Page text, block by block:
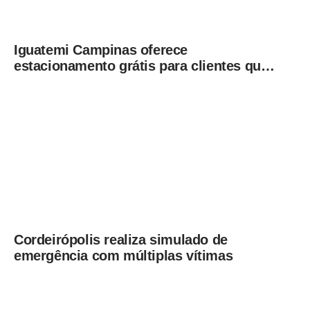
Iguatemi Campinas oferece
estacionamento grátis para clientes que
Cordeirópolis realiza simulado de
emergência com múltiplas vítimas